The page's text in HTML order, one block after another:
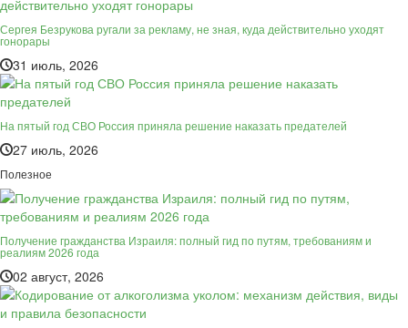
Сергея Безрукова ругали за рекламу, не зная, куда действительно уходят
гонорары
31 июль, 2026
На пятый год СВО Россия приняла решение наказать предателей
27 июль, 2026
Полезное
Получение гражданства Израиля: полный гид по путям, требованиям и
реалиям 2026 года
02 август, 2026